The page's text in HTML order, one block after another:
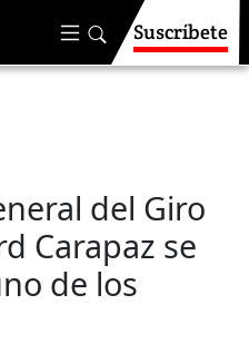
Suscríbete
del Giro
Carapaz se
de los